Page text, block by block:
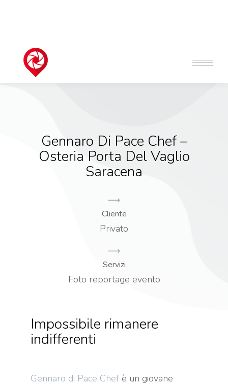
Gennaro Di Pace Chef –
Osteria Porta Del Vaglio
Saracena
Cliente
Privato
Servizi
Foto reportage evento
Impossibile rimanere
indifferenti
Gennaro di Pace Chef è un giovane